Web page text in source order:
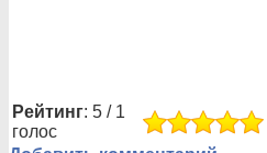
Рейтинг: 5 / 1
голос